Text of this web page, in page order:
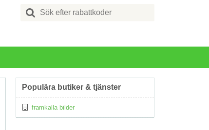
Search
for:
Populära butiker & tjänster
framkalla bilder